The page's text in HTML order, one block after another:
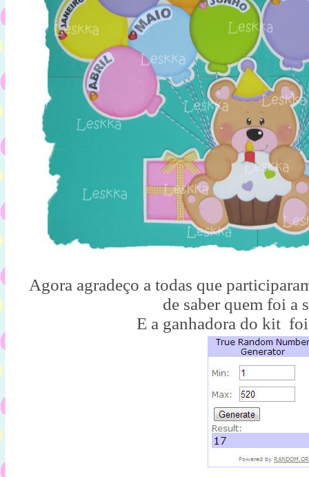
Agora agradeço a todas que
de saber quem foi a
E a ganhadora do kit